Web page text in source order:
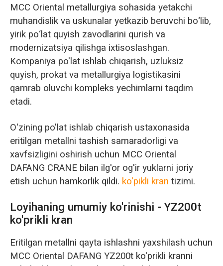
MCC Oriental metallurgiya sohasida yetakchi
muhandislik va uskunalar yetkazib beruvchi bo‘lib,
yirik po‘lat quyish zavodlarini qurish va
modernizatsiya qilishga ixtisoslashgan.
Kompaniya po'lat ishlab chiqarish, uzluksiz
quyish, prokat va metallurgiya logistikasini
qamrab oluvchi kompleks yechimlarni taqdim
etadi.
O'zining po'lat ishlab chiqarish ustaxonasida
eritilgan metallni tashish samaradorligi va
xavfsizligini oshirish uchun MCC Oriental
DAFANG CRANE bilan ilg'or og'ir yuklarni joriy
etish uchun hamkorlik qildi. ko'pikli kran tizimi.
Loyihaning umumiy ko'rinishi - YZ200t
ko'prikli kran
Eritilgan metallni qayta ishlashni yaxshilash uchun
MCC Oriental DAFANG YZ200t ko'prikli kranni